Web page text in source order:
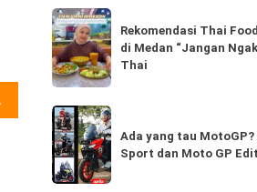
tentunya sangat bangga dengan prestasi kalian,” ungkapnya. . Sumber : http://dnaberita.com/2018/03/28/dua-petinju-ini-harumkan-kota-medan-seorang-diantaranya-petugas-satpol-pp/
dari
Thailand,
kamu
sudah
coba
berapa
jenis?
Rekomendasi
Thai
Food
Asli
Thailand
di
Medan
“Jangan
Rekomendasi Thai
di Medan “Jangan
Thai
Ada
yang
tau
MotoGP?
Ada yang tau
Sport dan Moto GP